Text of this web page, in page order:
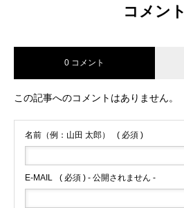
コメント
0 コメント
この記事へのコメントはありません。
名前（例：山田 太郎） ( 必須 )
E-MAIL ( 必須 ) - 公開されません -